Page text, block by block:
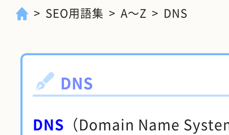
SEO用語集 A～Z DNS
DNS
DNS （Domain Name